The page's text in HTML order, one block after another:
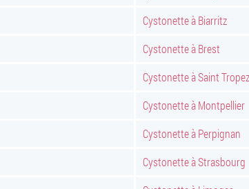
Cystonette à Biarritz
Cystonette à Brest
Cystonette à Saint Tropez
Cystonette à Montpellier
Cystonette à Perpignan
Cystonette à Strasbourg